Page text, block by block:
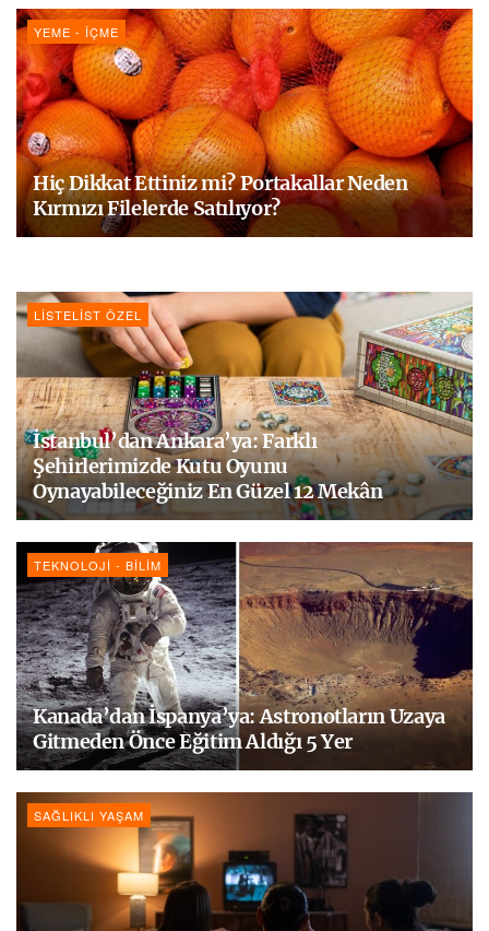
YEME - İÇME
Hiç Dikkat Ettiniz mi? Portakallar Neden
Kırmızı Filelerde Satılıyor?
LISTELIST ÖZEL
İstanbul’dan Ankara’ya: Farklı
Şehirlerimizde Kutu Oyunu
Oynayabileceğiniz En Güzel 12 Mekân
TEKNOLOJI - BILIM
Kanada’dan İspanya’ya: Astronotların Uzaya
Gitmeden Önce Eğitim Aldığı 5 Yer
SAĞLIKLI YAŞAM